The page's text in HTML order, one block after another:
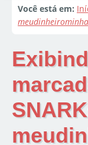
Você está em: